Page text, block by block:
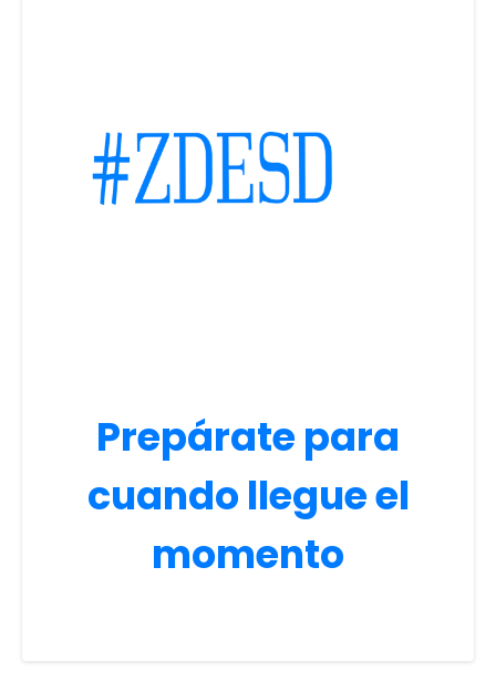
Prepárate para
cuando llegue el
momento